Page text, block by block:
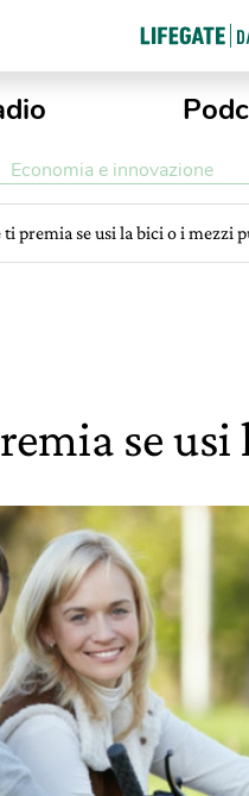
Economia e innovazione
ti premia se usi la bici o i mezzi
se